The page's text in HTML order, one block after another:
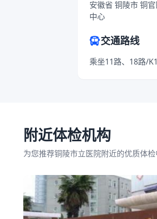
安徽省 铜陵市 铜
中心
交通路线
乘坐11路、18路/
附近体检机构
为您推荐铜陵市立医院附近的优质体